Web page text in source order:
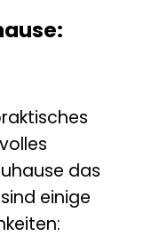
das
einige